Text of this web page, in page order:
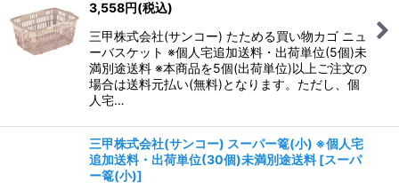
3,558円(税込)
三甲株式会社(サンコー) たためる買い物カゴ ニュ
ーバスケット ※個人宅追加送料・出荷単位(5個)未
満別途送料 ※本商品を5個(出荷単位)以上ご注文の
場合は送料元払い(無料)となります。ただし、個
人宅…
三甲株式会社(サンコー) スーパー篭(小) ※個人宅
追加送料・出荷単位(30個)未満別途送料 [スーパ
ー篭(小)]